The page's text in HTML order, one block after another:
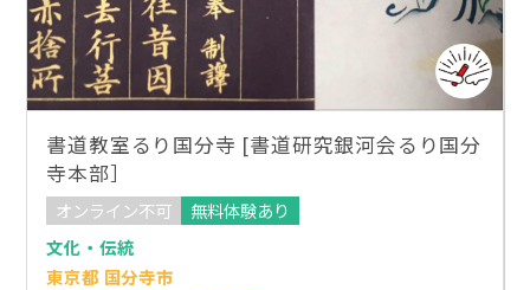
書道教室るり国分寺 [書道研究銀河会るり国分
寺本部］
オンライン不可
無料体験あり
文化・伝統
東京都 国分寺市